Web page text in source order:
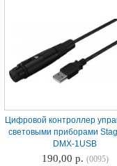
Цифровой контроллер
световыми приборами
DMX-1USB
190,00 р. (0095)